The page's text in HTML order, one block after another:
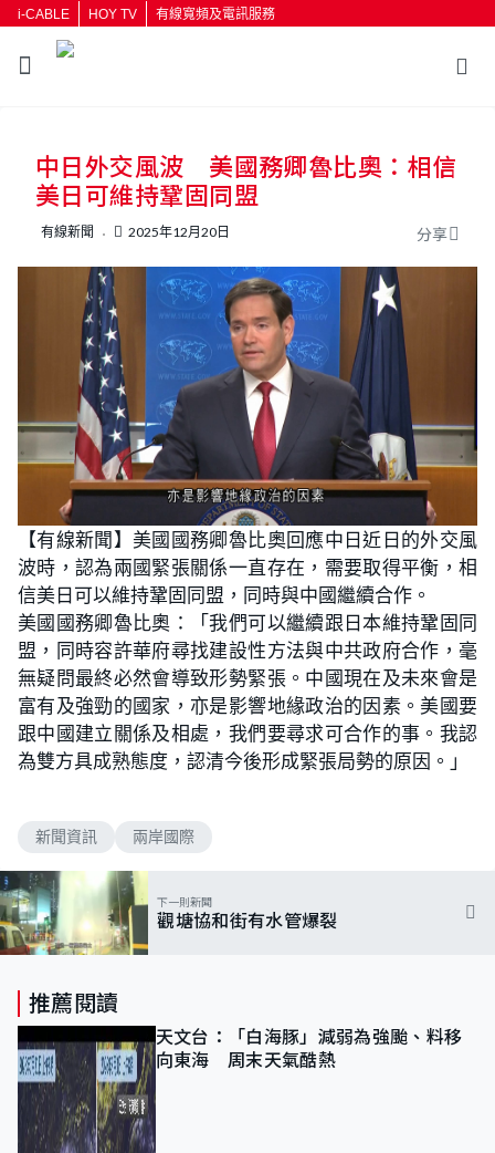
i-CABLE HOY TV 有線寬頻及電訊服務
中日外交風波 美國務卿魯比奧：相信
美日可維持鞏固同盟
有線新聞 2025年12月20日 分享
【有線新聞】美國國務卿魯比奧回應中日近日的外交風
波時，認為兩國緊張關係一直存在，需要取得平衡，相
信美日可以維持鞏固同盟，同時與中國繼續合作。
美國國務卿魯比奧：「我們可以繼續跟日本維持鞏固同
盟，同時容許華府尋找建設性方法與中共政府合作，毫
無疑問最終必然會導致形勢緊張。中國現在及未來會是
富有及強勁的國家，亦是影響地緣政治的因素。美國要
跟中國建立關係及相處，我們要尋求可合作的事。我認
為雙方具成熟態度，認清今後形成緊張局勢的原因。」
新聞資訊 兩岸國際
下一則新聞
觀塘協和街有水管爆裂
推薦閱讀
天文台：「白海豚」減弱為強颱、料移
向東海 周末天氣酷熱